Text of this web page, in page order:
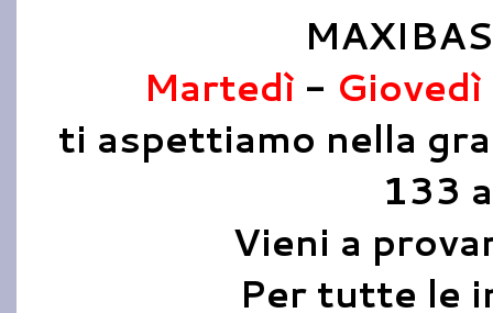
Martedì - Giovedì
ti aspettiamo nella
133
Vieni a
Per tutte le